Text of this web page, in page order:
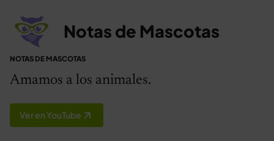
Notas de Mascotas
NOTAS DE MASCOTAS
Amamos a los animales.
Ver en YouTube